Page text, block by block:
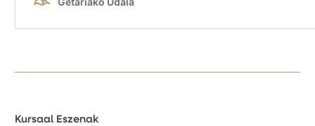
Kursaal Eszenak